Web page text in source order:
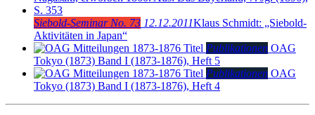
Siebold-Seminar No. 73 12.12.2011Klaus Schmidt: „Siebold-
Aktivitäten in Japan“
Publikationen OAG
Tokyo (1873) Band I (1873-1876), Heft 5
Publikationen OAG
Tokyo (1873) Band I (1873-1876), Heft 4